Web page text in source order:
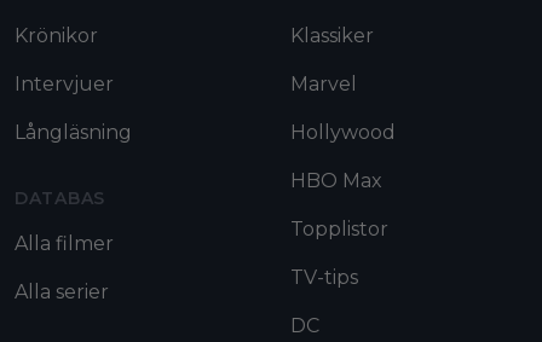
Krönikor
Intervjuer
Långläsning
DATABAS
Alla filmer
Alla serier
Klassiker
Marvel
Hollywood
HBO Max
Topplistor
TV-tips
DC